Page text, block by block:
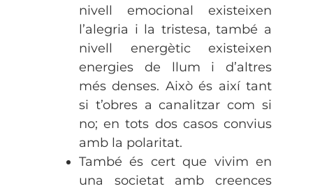
nivell emocional existeixen
l’alegria i la tristesa, també a
nivell energètic existeixen
energies de llum i d’altres
més denses. Això és així tant
si t’obres a canalitzar com si
no; en tots dos casos convius
amb la polaritat.
També és cert que vivim en
una societat amb creences